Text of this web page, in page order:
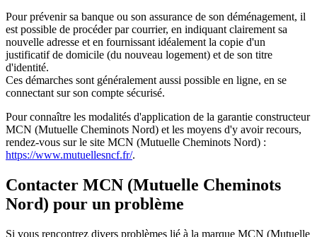
Pour prévenir sa banque ou son assurance de son déménagement, il
est possible de procéder par courrier, en indiquant clairement sa
nouvelle adresse et en fournissant idéalement la copie d'un
justificatif de domicile (du nouveau logement) et de son titre
d'identité.
Ces démarches sont généralement aussi possible en ligne, en se
connectant sur son compte sécurisé.
Pour connaître les modalités d'application de la garantie constructeur
MCN (Mutuelle Cheminots Nord) et les moyens d'y avoir recours,
rendez-vous sur le site MCN (Mutuelle Cheminots Nord) :
https://www.mutuellesncf.fr/.
Contacter MCN (Mutuelle Cheminots
Nord) pour un problème
Si vous rencontrez divers problèmes lié à la marque MCN (Mutuelle